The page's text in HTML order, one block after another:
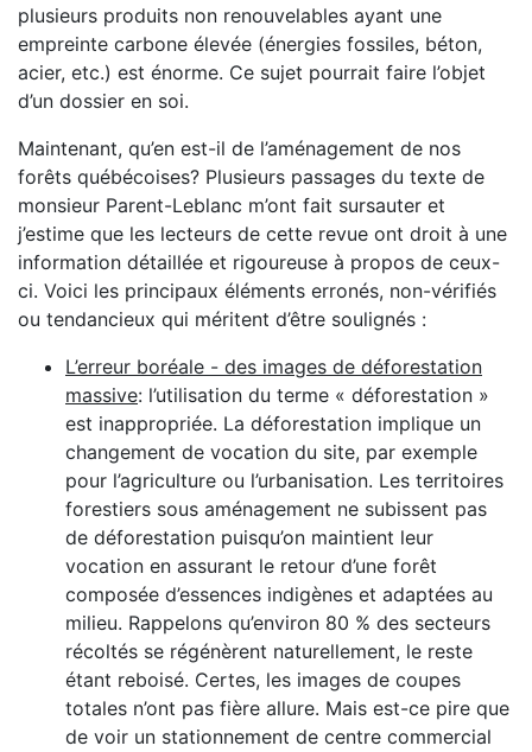
plusieurs produits non renouvelables ayant une
empreinte carbone élevée (énergies fossiles, béton,
acier, etc.) est énorme. Ce sujet pourrait faire l’objet
d’un dossier en soi.
Maintenant, qu’en est-il de l’aménagement de nos
forêts québécoises? Plusieurs passages du texte de
monsieur Parent-Leblanc m’ont fait sursauter et
j’estime que les lecteurs de cette revue ont droit à une
information détaillée et rigoureuse à propos de ceux-
ci. Voici les principaux éléments erronés, non-vérifiés
ou tendancieux qui méritent d’être soulignés :
L’erreur boréale - des images de déforestation
massive: l’utilisation du terme « déforestation »
est inappropriée. La déforestation implique un
changement de vocation du site, par exemple
pour l’agriculture ou l’urbanisation. Les territoires
forestiers sous aménagement ne subissent pas
de déforestation puisqu’on maintient leur
vocation en assurant le retour d’une forêt
composée d’essences indigènes et adaptées au
milieu. Rappelons qu’environ 80 % des secteurs
récoltés se régénèrent naturellement, le reste
étant reboisé. Certes, les images de coupes
totales n’ont pas fière allure. Mais est-ce pire que
de voir un stationnement de centre commercial